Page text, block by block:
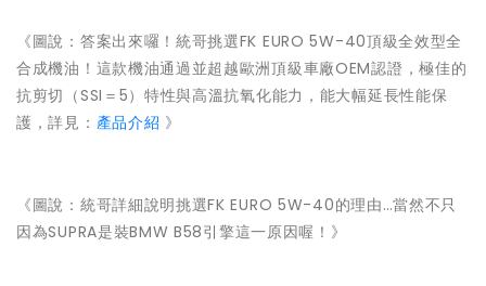
《圖說：答案出來囉！統哥挑選FK EURO 5W-40頂級全效型全
合成機油！這款機油通過並超越歐洲頂級車廠OEM認證，極佳的
抗剪切（SSI＝5）特性與高溫抗氧化能力，能大幅延長性能保
護，詳見： 產品介紹 》
《圖說：統哥詳細說明挑選FK EURO 5W-40的理由…當然不只
因為SUPRA是裝BMW B58引擎這一原因喔！》